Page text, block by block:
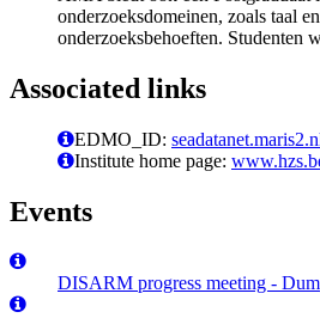
onderzoeksdomeinen, zoals taal
onderzoeksbehoeften. Studenten
Associated links
EDMO_ID:
Institute home page:
Events
DISARM progress meeting -